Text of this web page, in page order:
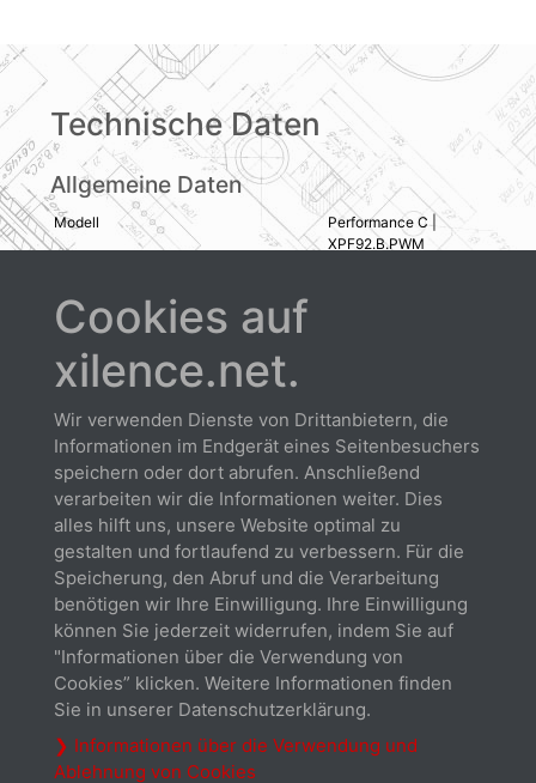
Technische Daten
Allgemeine Daten
Modell
Performance C |
XPF92.B.PWM
Umdrehungen bei 12V (U/min)
Farbe
alle anzeigen / alle verbergen
Downloads
Datenblatt
Cookies auf
xilence.net.
Wir verwenden Dienste von Drittanbietern, die
Informationen im Endgerät eines Seitenbesuchers
speichern oder dort abrufen. Anschließend
verarbeiten wir die Informationen weiter. Dies
alles hilft uns, unsere Website optimal zu
gestalten und fortlaufend zu verbessern. Für die
Speicherung, den Abruf und die Verarbeitung
benötigen wir Ihre Einwilligung. Ihre Einwilligung
können Sie jederzeit widerrufen, indem Sie auf
"Informationen über die Verwendung von
Cookies” klicken. Weitere Informationen finden
Sie in unserer Datenschutzerklärung.
❯ Informationen über die Verwendung und
Ablehnung von Cookies